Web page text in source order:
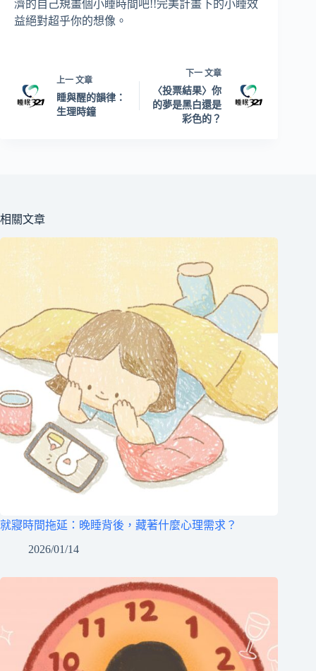
濟的自己規畫個小睡時間吧!!完美計畫下的小睡效
益絕對超乎你的想像。
上一 文章
睡與醒的韻律：
生理時鐘
下一文章
〈投票結果〉你
的夢是黑白還是
彩色的？
相關文章
就寢時間拖延：晚睡背後，藏著什麼心理需求？
2026/01/14